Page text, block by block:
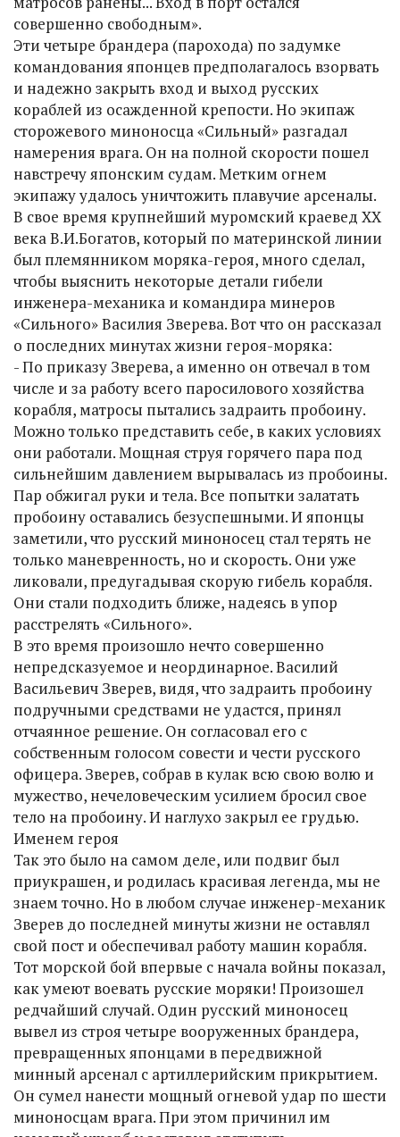
совершенно свободным».
Эти четыре брандера (парохода) по задумке
командования японцев предполагалось взорвать
и надежно закрыть вход и выход русских
кораблей из осажденной крепости. Но экипаж
сторожевого миноносца «Сильный» разгадал
намерения врага. Он на полной скорости пошел
навстречу японским судам. Метким огнем
экипажу удалось уничтожить плавучие арсеналы.
В свое время крупнейший муромский краевед ХХ
века В.И.Богатов, который по материнской линии
был племянником моряка-героя, много сделал,
чтобы выяснить некоторые детали гибели
инженера-механика и командира минеров
«Сильного» Василия Зверева. Вот что он рассказал
о последних минутах жизни героя-моряка:
- По приказу Зверева, а именно он отвечал в том
числе и за работу всего паросилового хозяйства
корабля, матросы пытались задраить пробоину.
Можно только представить себе, в каких условиях
они работали. Мощная струя горячего пара под
сильнейшим давлением вырывалась из пробоины.
Пар обжигал руки и тела. Все попытки залатать
пробоину оставались безуспешными. И японцы
заметили, что русский миноносец стал терять не
только маневренность, но и скорость. Они уже
ликовали, предугадывая скорую гибель корабля.
Они стали подходить ближе, надеясь в упор
расстрелять «Сильного».
В это время произошло нечто совершенно
непредсказуемое и неординарное. Василий
Васильевич Зверев, видя, что задраить пробоину
подручными средствами не удастся, принял
отчаянное решение. Он согласовал его с
собственным голосом совести и чести русского
офицера. Зверев, собрав в кулак всю свою волю и
мужество, нечеловеческим усилием бросил свое
тело на пробоину. И наглухо закрыл ее грудью.
Именем героя
Так это было на самом деле, или подвиг был
приукрашен, и родилась красивая легенда, мы не
знаем точно. Но в любом случае инженер-механик
Зверев до последней минуты жизни не оставлял
свой пост и обеспечивал работу машин корабля.
Тот морской бой впервые с начала войны показал,
как умеют воевать русские моряки! Произошел
редчайший случай. Один русский миноносец
вывел из строя четыре вооруженных брандера,
превращенных японцами в передвижной
минный арсенал с артиллерийским прикрытием.
Он сумел нанести мощный огневой удар по шести
миноносцам врага. При этом причинил им